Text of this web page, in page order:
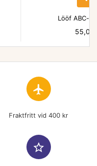
Lööf ABC-
Pris
55,00
flight
Fraktfritt vid 400 kr
star_border